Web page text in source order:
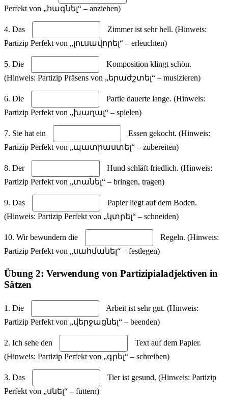
Perfekt von „հագնել“ – anziehen)
4. Das
Zimmer ist sehr hell. (Hinweis:
Partizip Perfekt von „լուսավորել“ – erleuchten)
5. Die
Komposition klingt schön.
(Hinweis: Partizip Präsens von „երաժշտել“ – musizieren)
6. Die
Partie dauerte lange. (Hinweis:
Partizip Perfekt von „խաղալ“ – spielen)
7. Sie hat ein
Essen gekocht. (Hinweis:
Partizip Perfekt von „պատրաստել“ – zubereiten)
8. Der
Hund schläft friedlich. (Hinweis:
Partizip Perfekt von „տանել“ – bringen, tragen)
9. Das
Papier liegt auf dem Boden.
(Hinweis: Partizip Perfekt von „կտրել“ – schneiden)
10. Wir bewundern die
Regeln. (Hinweis:
Partizip Perfekt von „սահմանել“ – festlegen)
Übung 2: Verwendung von Partizipialadjektiven in
Sätzen
1. Die
Arbeit ist sehr gut. (Hinweis:
Partizip Perfekt von „վերջացնել“ – beenden)
2. Ich sehe den
Text auf dem Papier.
(Hinweis: Partizip Perfekt von „գրել“ – schreiben)
3. Das
Tier ist gesund. (Hinweis: Partizip
Perfekt von „սնել“ – füttern)